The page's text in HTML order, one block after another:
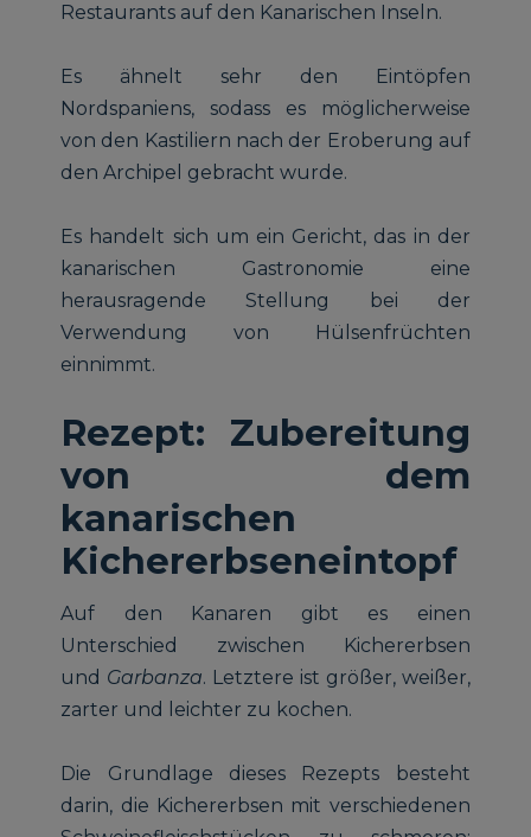
Restaurants auf den Kanarischen Inseln.
Es ähnelt sehr den Eintöpfen
Nordspaniens, sodass es möglicherweise
von den Kastiliern nach der Eroberung auf
den Archipel gebracht wurde.
Es handelt sich um ein Gericht, das in der
kanarischen Gastronomie eine
herausragende Stellung bei der
Verwendung von Hülsenfrüchten
einnimmt.
Rezept: Zubereitung
von dem
kanarischen
Kichererbseneintopf
Auf den Kanaren gibt es einen
Unterschied zwischen Kichererbsen
und Garbanza. Letztere ist größer, weißer,
zarter und leichter zu kochen.
Die Grundlage dieses Rezepts besteht
darin, die Kichererbsen mit verschiedenen